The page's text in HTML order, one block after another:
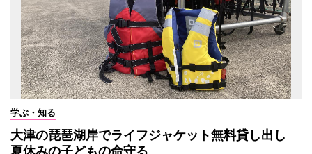
学ぶ・知る
大津の琵琶湖岸でライフジャケット無料貸し出し
夏休みの子どもの命守る